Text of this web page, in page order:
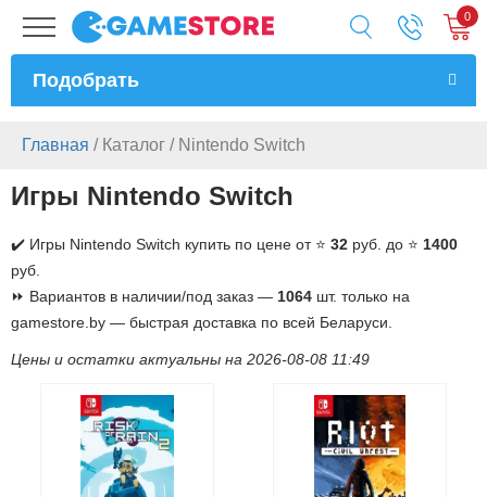
0
Подобрать
Главная / Каталог / Nintendo Switch
Игры Nintendo Switch
✔️ Игры Nintendo Switch купить по цене от ⭐ 32 руб. до ⭐ 1400
руб.
⏩ Вариантов в наличии/под заказ — 1064 шт. только на
gamestore.by — быстрая доставка по всей Беларуси.
Цены и остатки актуальны на 2026-08-08 11:49